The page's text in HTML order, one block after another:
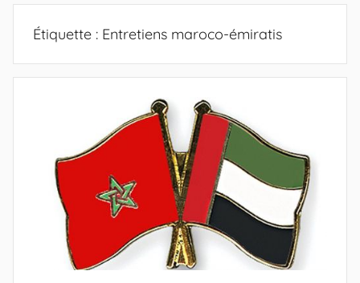
Sahara
révéléeÉtiquette : Entretiens maroco-émiratis